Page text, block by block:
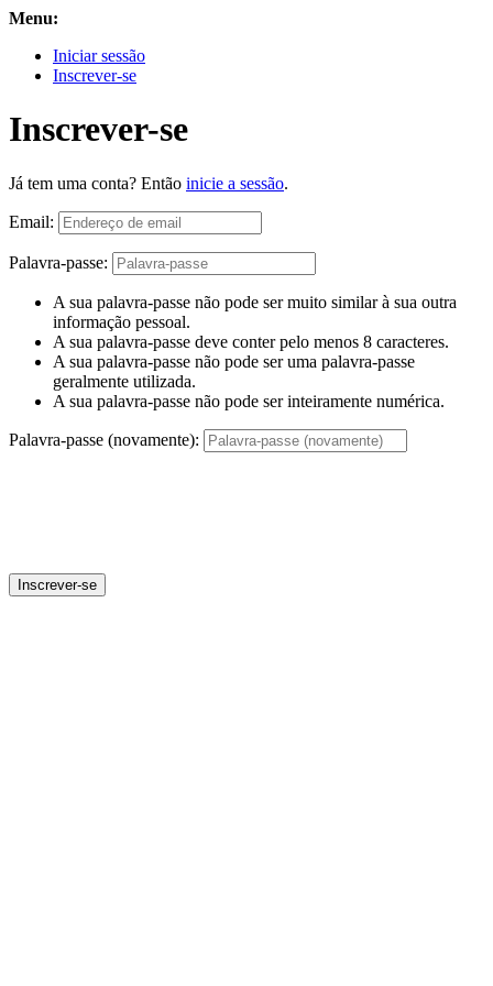
Menu:
Iniciar sessão
Inscrever-se
Inscrever-se
Já tem uma conta? Então inicie a sessão.
Email:
Palavra-passe:
A sua palavra-passe não pode ser muito similar à sua outra
informação pessoal.
A sua palavra-passe deve conter pelo menos 8 caracteres.
A sua palavra-passe não pode ser uma palavra-passe
geralmente utilizada.
A sua palavra-passe não pode ser inteiramente numérica.
Palavra-passe (novamente):
Inscrever-se